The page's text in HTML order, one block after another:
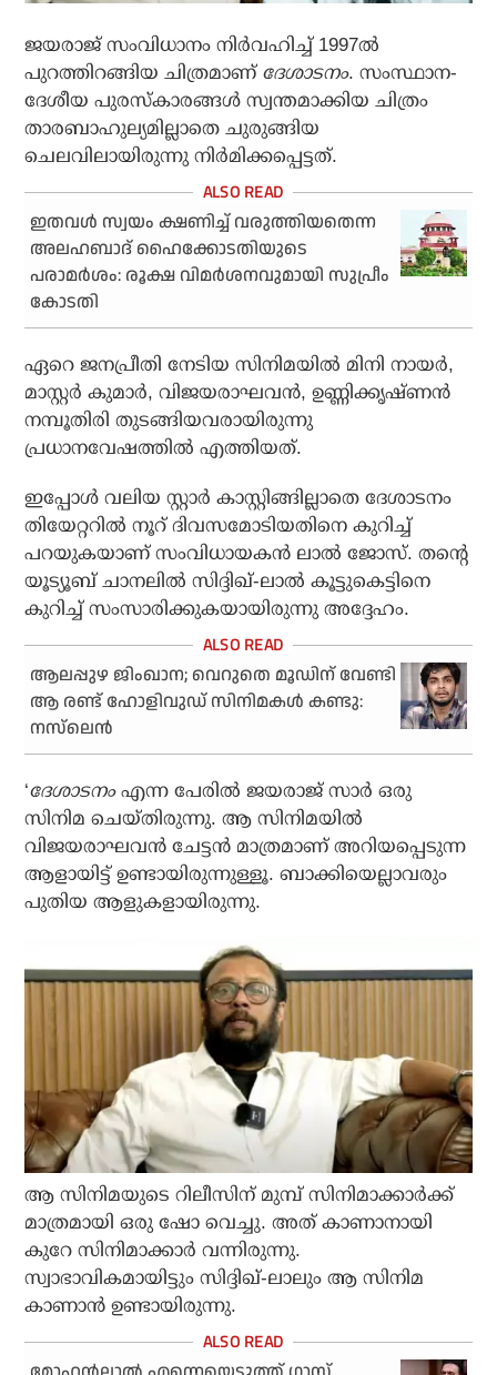
ജയരാജ് സംവിധാനം നിര്‍വഹിച്ച് 1997ല്‍
പുറത്തിറങ്ങിയ ചിത്രമാണ് ദേശാടനം. സംസ്ഥാന-
ദേശീയ പുരസ്‌കാരങ്ങള്‍ സ്വന്തമാക്കിയ ചിത്രം
താരബാഹുല്യമില്ലാതെ ചുരുങ്ങിയ
ചെലവിലായിരുന്നു നിര്‍മിക്കപ്പെട്ടത്.
ഇതവള്‍ സ്വയം ക്ഷണിച്ച് വരുത്തിയതെന്ന
അലഹബാദ് ഹൈക്കോടതിയുടെ
പരാമര്‍ശം: രൂക്ഷ വിമര്‍ശനവുമായി സുപ്രീം
കോടതി
ഏറെ ജനപ്രീതി നേടിയ സിനിമയില്‍ മിനി നായര്‍,
മാസ്റ്റര്‍ കുമാര്‍, വിജയരാഘവന്‍, ഉണ്ണിക്കൃഷ്ണന്‍
നമ്പൂതിരി തുടങ്ങിയവരായിരുന്നു
പ്രധാനവേഷത്തില്‍ എത്തിയത്.
ഇപ്പോള്‍ വലിയ സ്റ്റാര്‍ കാസ്റ്റിങ്ങില്ലാതെ ദേശാടനം
തിയേറ്ററില്‍ നൂറ് ദിവസമോടിയതിനെ കുറിച്ച്
പറയുകയാണ് സംവിധായകന്‍ ലാല്‍ ജോസ്. തന്റെ
യൂട്യൂബ് ചാനലില്‍ സിദ്ദിഖ്-ലാല്‍ കൂട്ടുകെട്ടിനെ
കുറിച്ച് സംസാരിക്കുകയായിരുന്നു അദ്ദേഹം.
ആലപ്പുഴ ജിംഖാന; വെറുതെ മൂഡിന് വേണ്ടി
ആ രണ്ട് ഹോളിവുഡ് സിനിമകള്‍ കണ്ടു:
നസ്‌ലെന്‍
‘ദേശാടനംഎന്ന പേരില്‍ ജയരാജ് സാര്‍ ഒരു
സിനിമ ചെയ്തിരുന്നു. ആ സിനിമയില്‍
വിജയരാഘവന്‍ ചേട്ടന്‍ മാത്രമാണ് അറിയപ്പെടുന്ന
ആളായിട്ട് ഉണ്ടായിരുന്നുള്ളൂ. ബാക്കിയെല്ലാവരും
പുതിയ ആളുകളായിരുന്നു.
ആ സിനിമയുടെ റിലീസിന് മുമ്പ് സിനിമാക്കാര്‍ക്ക്
മാത്രമായി ഒരു ഷോ വെച്ചു. അത് കാണാനായി
കുറേ സിനിമാക്കാര്‍ വന്നിരുന്നു.
സ്വാഭാവികമായിട്ടും സിദ്ദിഖ്-ലാലും ആ സിനിമ
കാണാന്‍ ഉണ്ടായിരുന്നു.